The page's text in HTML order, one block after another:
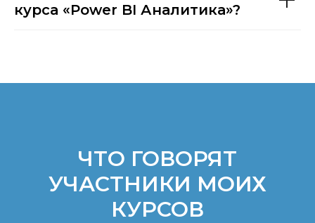
курса «Power BI Аналитика»?
ЧТО ГОВОРЯТ
УЧАСТНИКИ МОИХ
КУРСОВ